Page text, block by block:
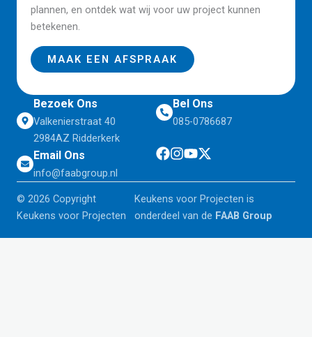
plannen, en ontdek wat wij voor uw project kunnen
betekenen.
MAAK EEN AFSPRAAK
Bezoek Ons
Valkenierstraat 40
2984AZ Ridderkerk
Bel Ons
085-0786687
Email Ons
info@faabgroup.nl
© 2026 Copyright
Keukens voor Projecten
Keukens voor Projecten is
onderdeel van de FAAB Group